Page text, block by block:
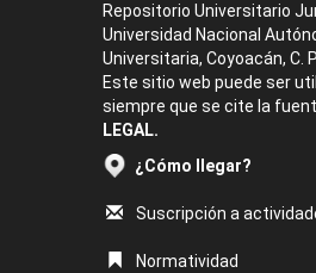
Repositorio Universitario
Universidad Nacional
Universitaria, Coyoacán, C.
Este sitio web puede ser
siempre que se cite la
LEGAL.
¿Cómo llegar?
Suscripción a
Normatividad